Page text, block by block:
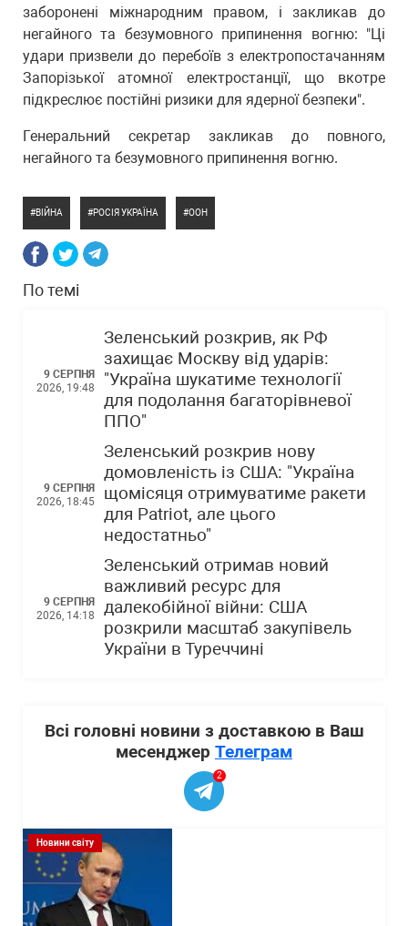
заборонені міжнародним правом, і закликав до
негайного та безумовного припинення вогню: "Ці
удари призвели до перебоїв з електропостачанням
Запорізької атомної електростанції, що вкотре
підкреслює постійні ризики для ядерної безпеки".
Генеральний секретар закликав до повного,
негайного та безумовного припинення вогню.
ВІЙНА РОСІЯ УКРАЇНА ООН
По темі
9 СЕРПНЯ
2026, 19:48
Зеленський розкрив, як РФ
захищає Москву від ударів:
"Україна шукатиме технології
для подолання багаторівневої
ППО"
9 СЕРПНЯ
2026, 18:45
Зеленський розкрив нову
домовленість із США: "Україна
щомісяця отримуватиме ракети
для Patriot, але цього
недостатньо"
9 СЕРПНЯ
2026, 14:18
Зеленський отримав новий
важливий ресурс для
далекобійної війни: США
розкрили масштаб закупівель
України в Туреччині
Всі головні новини з доставкою в Ваш
месенджер Телеграм
2
Новини світу